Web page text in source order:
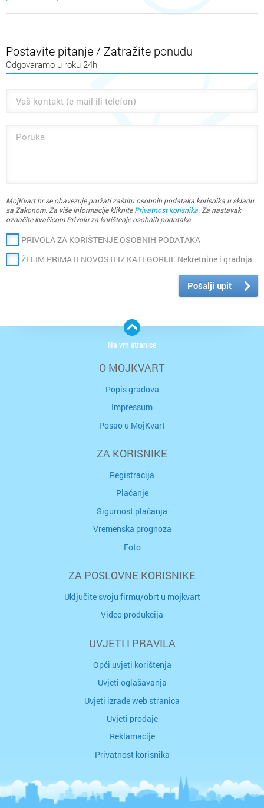
Postavite pitanje / Zatražite ponudu
Odgovaramo u roku 24h
MojKvart.hr se obavezuje pružati zaštitu osobnih podataka korisnika u skladu
sa Zakonom. Za više informacije kliknitePrivatnost korisnika. Za nastavak
označite kvačicom Privolu za korištenje osobnih podataka.
PRIVOLA ZA KORIŠTENJE OSOBNIH PODATAKA
ŽELIM PRIMATI NOVOSTI IZ KATEGORIJE Nekretnine i gradnja
Pošalji upit
O MOJKVART
Popis gradova
Impressum
Posao u MojKvart
ZA KORISNIKE
Registracija
Plaćanje
Sigurnost plaćanja
Vremenska prognoza
Foto
ZA POSLOVNE KORISNIKE
Uključite svoju firmu/obrt u mojkvart
Video produkcija
UVJETI I PRAVILA
Opći uvjeti korištenja
Uvjeti oglašavanja
Uvjeti izrade web stranica
Uvjeti prodaje
Reklamacije
Privatnost korisnika
Na vrh stranice